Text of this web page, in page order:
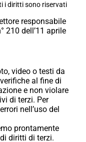
i diritti sono riservati
responsabile
210 dell’11 aprile
video o testi da
al fine di
e non violare
di terzi. Per
nell’uso del
prontamente
diritti di terzi.